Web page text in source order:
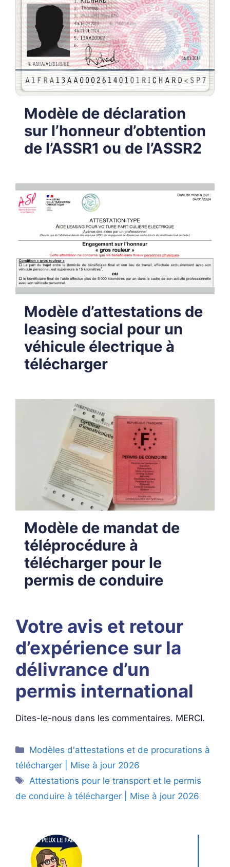
Modèle de déclaration
sur l’honneur d’obtention
de l’ASSR1 ou de l’ASSR2
Modèle d’attestations de
leasing social pour un
véhicule électrique à
télécharger
Modèle de mandat de
téléprocédure à
télécharger pour le
permis de conduire
Votre avis et retour
d’expérience sur la
délivrance d’un
permis international
Dites-le-nous dans les commentaires. MERCI.
Catégories
Modèles d'attestations et de procurations à
télécharger | Mise à jour 2026
Étiquettes
Attestations pour le transport et le permis
de conduire à télécharger | Mise à jour 2026